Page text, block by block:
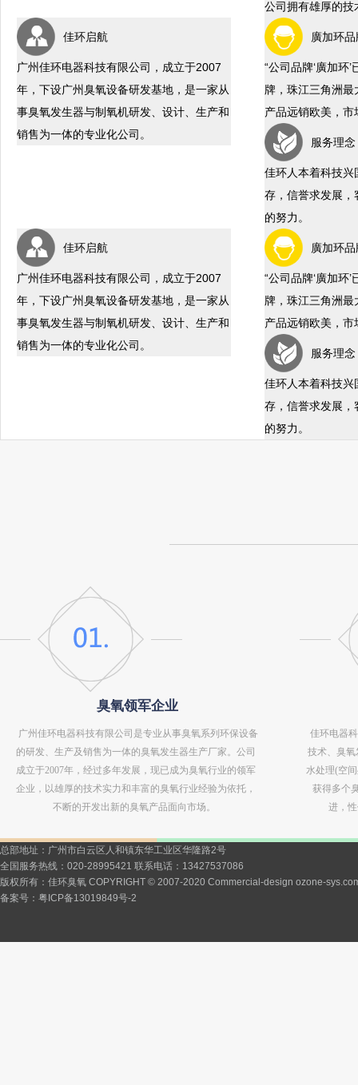
公司拥有雄厚的技
佳环启航
广州佳环电器科技有限公司，成立于2007
年，下设广州臭氧设备研发基地，是一家从
事臭氧发生器与制氧机研发、设计、生产和
销售为一体的专业化公司。
廣加环品
“公司品牌‘廣加环
牌，珠江三角洲
产品远销欧美，
服务理念
佳环人本着科技兴
存，信誉求发展，
的努力。
佳环启航
广州佳环电器科技有限公司，成立于2007
年，下设广州臭氧设备研发基地，是一家从
事臭氧发生器与制氧机研发、设计、生产和
销售为一体的专业化公司。
廣加环品
“公司品牌‘廣加环
牌，珠江三角洲
产品远销欧美，
服务理念
佳环人本着科技兴
存，信誉求发展，
的努力。
臭氧领军企业
广州佳环电器科技有限公司是专业从事臭氧系列环保设备
的研发、生产及销售为一体的臭氧发生器生产厂家。公司
成立于2007年，经过多年发展，现已成为臭氧行业的领军
企业，以雄厚的技术实力和丰富的臭氧行业经验为依托，
不断的开发出新的臭氧产品面向市场。
佳环电器
技术、臭
水处理(空
获得多个
进，
总部地址：广州市白云区人和镇东华工业区华隆路2号
全国服务热线：020-28995421 联系电话：13427537086
版权所有：佳环臭氧 COPYRIGHT © 2007-2020 Commercial-design ozone-
备案号： 粤ICP备13019849号-2